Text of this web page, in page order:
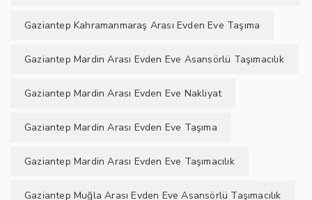
Gaziantep Kahramanmaraş Arası Evden Eve Taşıma
Gaziantep Mardin Arası Evden Eve Asansörlü Taşımacılık
Gaziantep Mardin Arası Evden Eve Nakliyat
Gaziantep Mardin Arası Evden Eve Taşıma
Gaziantep Mardin Arası Evden Eve Taşımacılık
Gaziantep Muğla Arası Evden Eve Asansörlü Taşımacılık